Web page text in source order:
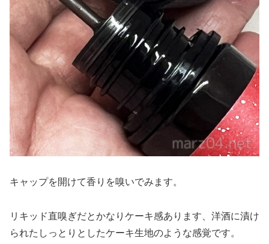
キャップを開けて香りを嗅いでみます。
リキッド直嗅ぎだとかなりケーキ感あります、洋酒に漬け
られたしっとりとしたケーキ生地のような感覚です。